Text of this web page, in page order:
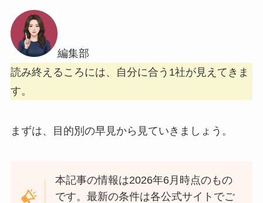
編集部
読み終えるころには、自分に合う1社が見えてきま
す。
まずは、目的別の早見から見ていきましょう。
本記事の情報は2026年6月時点のもの
です。最新の条件は各公式サイトでご